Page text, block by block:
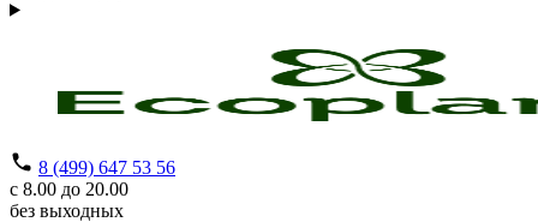
8 (499) 647 53 56
с 8.00 до 20.00
без выходных